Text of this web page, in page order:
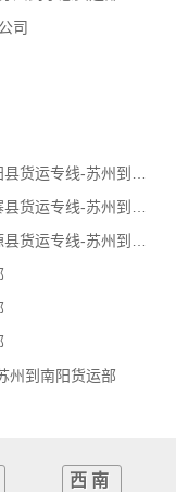
司
州到南阳货运部
西南